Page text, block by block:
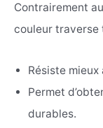
Contrairement
couleur traverse
Résiste
Permet
durables.